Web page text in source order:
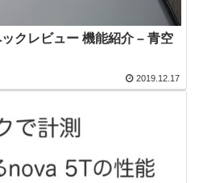
クレビュー 機能紹介 – 青空
2019.12.17